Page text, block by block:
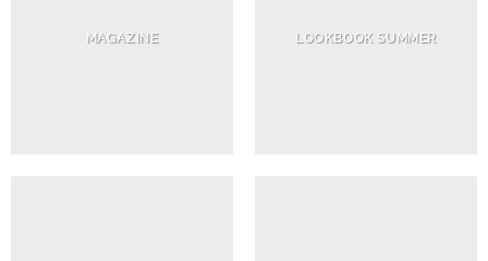
MAGAZINE LOOKBOOK SUMMER